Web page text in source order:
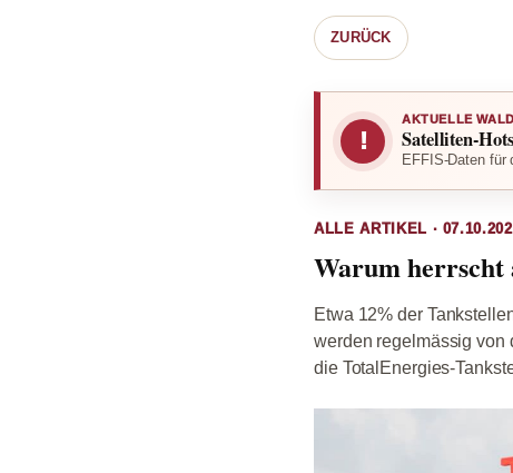
ZURÜCK
!
AKTUELLE
Satelliten-
EFFIS-Daten für
ALLE ARTIKEL ·
Warum herrscht
Etwa 12% der
werden regelmässig von
die TotalEnergies-